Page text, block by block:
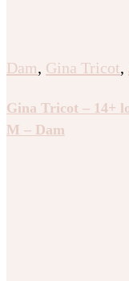
Dam, Gina Tricot,
Gina Tricot – 14+
M – Dam